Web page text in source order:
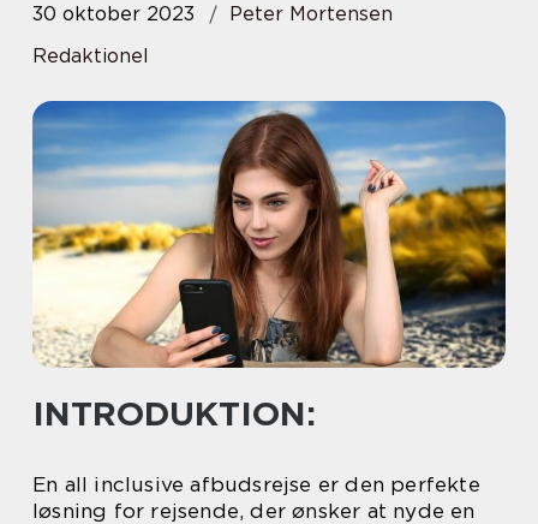
30 oktober 2023
Peter Mortensen
Redaktionel
INTRODUKTION:
En all inclusive afbudsrejse er den perfekte
løsning for rejsende, der ønsker at nyde en